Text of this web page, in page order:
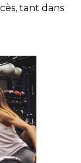
tant dans